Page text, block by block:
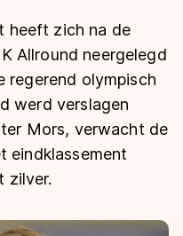
heeft zich na de
Allround neergelegd
regerend olympisch
werd verslagen
Mors, verwacht de
eindklassement
zilver.